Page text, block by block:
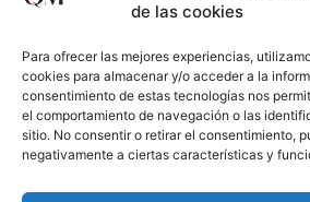
de las cookies
Para ofrecer las mejores experiencias,
cookies para almacenar y/o acceder a la
consentimiento de estas tecnologías nos
el comportamiento de navegación o las
sitio. No consentir o retirar el consentimiento,
negativamente a ciertas características y